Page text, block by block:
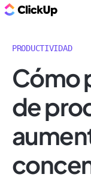
PRODUCTIVIDAD
Cómo
de